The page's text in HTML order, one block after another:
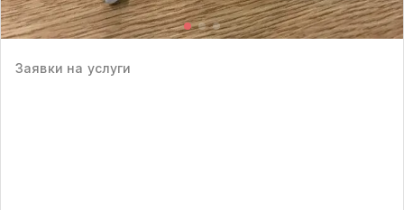
Заявки на услуги